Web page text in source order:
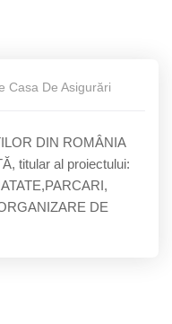
Casa De Asigurări
DIN ROMÂNIA
titular al proiectului:
DE